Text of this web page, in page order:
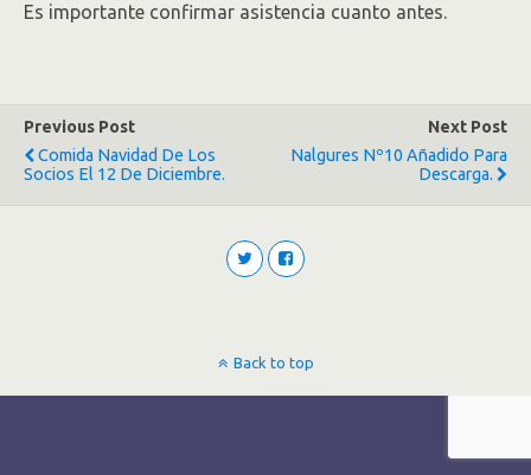
Es importante confirmar asistencia cuanto antes.
Previous Post
Comida Navidad De Los
Socios El 12 De Diciembre.
Next Post
Nalgures Nº10 Añadido Para
Descarga.
Back to top